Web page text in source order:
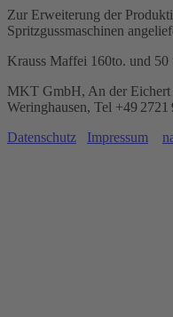
Zur Erweiterung der
Spritzgussmaschinen
Krauss Maffei 160to. und 50
MKT GmbH, An der
Weringhausen, Tel +49
Datenschutz
Impressum